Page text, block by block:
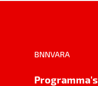
BNNVARA
Programma's